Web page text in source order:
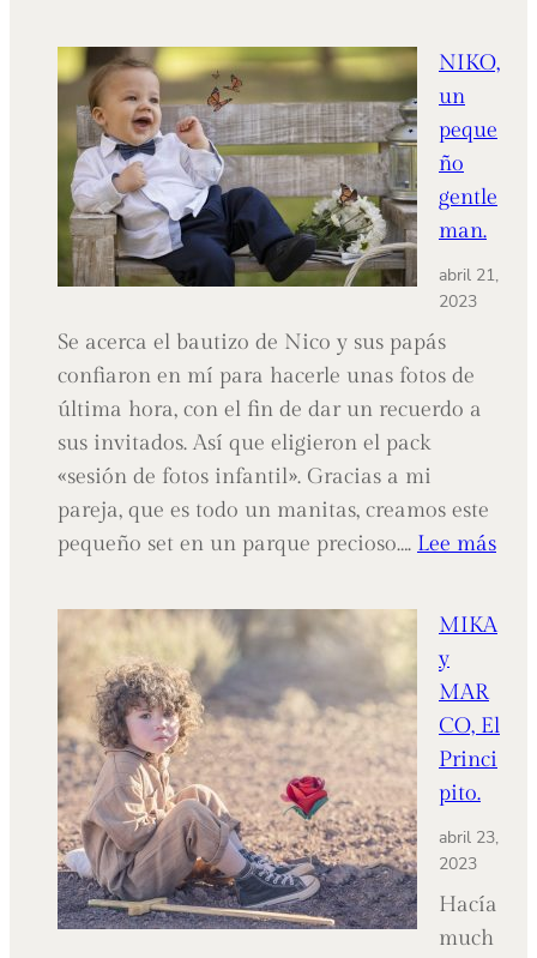
la
vida
está
hecha
de
MOMENTOS
NIKO,
un
peque
ño
gentle
man.
abril 21,
2023
Se acerca el bautizo de Nico y sus papás
confiaron en mí para hacerle unas fotos de
última hora, con el fin de dar un recuerdo a
sus invitados. Así que eligieron el pack
«sesión de fotos infantil». Gracias a mi
pareja, que es todo un manitas, creamos este
pequeño set en un parque precioso…. Lee más:
MIKA
y
MAR
CO, El
Princi
pito.
abril 23,
2023
Hacía
much